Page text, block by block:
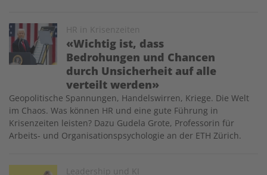
HR in Krisenzeiten
«Wichtig ist, dass
Bedrohungen und Chancen
durch Unsicherheit auf alle
verteilt werden»
Image
Geopolitische Spannungen, Handelswirren, Kriege. Die Welt
im Chaos. Was können HR und eine gute Führung in
Krisenzeiten leisten? Dazu Gudela Grote, Professorin für
Arbeits- und Organisationspsychologie an der ETH Zürich.
Leadership und KI